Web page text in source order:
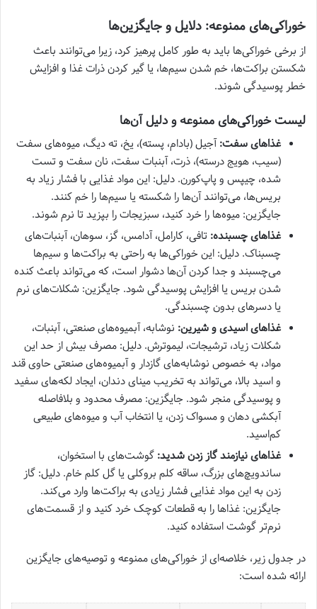
خوراکی‌های ممنوعه: دلایل و جایگزین‌ها
از برخی خوراکی‌ها باید به طور کامل پرهیز کرد، زیرا می‌توانند باعث
شکستن براکت‌ها، خم شدن سیم‌ها، یا گیر کردن ذرات غذا و افزایش
خطر پوسیدگی شوند.
لیست خوراکی‌های ممنوعه و دلیل آن‌ها
غذاهای سفت:آجیل (بادام، پسته)، یخ، ته دیگ، میوه‌های سفت
(سیب، هویج درسته)، ذرت، آبنبات سفت، نان سفت و تست
شده، چیپس و پاپ‌کورن. دلیل: این مواد غذایی با فشار زیاد به
بریس‌ها، می‌توانند آن‌ها را شکسته یا سیم‌ها را خم کنند.
جایگزین: میوه‌ها را خرد کنید، سبزیجات را بپزید تا نرم شوند.
غذاهای چسبنده: تافی، کارامل، آدامس، گز، سوهان، آبنبات‌های
چسبناک. دلیل: این خوراکی‌ها به راحتی به براکت‌ها و سیم‌ها
می‌چسبند و جدا کردن آن‌ها دشوار است، که می‌تواند باعث کنده
شدن بریس یا افزایش پوسیدگی شود. جایگزین: شکلات‌های نرم
یا دسرهای بدون چسبندگی.
غذاهای اسیدی و شیرین: نوشابه، آبمیوه‌های صنعتی، آبنبات،
شکلات زیاد، ترشیجات، لیموترش. دلیل: مصرف بیش از حد این
مواد، به خصوص نوشابه‌های گازدار و آبمیوه‌های صنعتی حاوی قند
و اسید بالا، می‌تواند به تخریب مینای دندان، ایجاد لکه‌های سفید
و پوسیدگی منجر شود. جایگزین: مصرف محدود و بلافاصله
آبکشی دهان و مسواک زدن، یا انتخاب آب و میوه‌های طبیعی
کم‌اسید.
غذاهای نیازمند گاز زدن شدید: گوشت‌های با استخوان،
ساندویچ‌های بزرگ، ساقه کلم بروکلی یا گل کلم خام. دلیل: گاز
زدن به این مواد غذایی فشار زیادی به براکت‌ها وارد می‌کند.
جایگزین: غذاها را به قطعات کوچک خرد کنید و از قسمت‌های
نرم‌تر گوشت استفاده کنید.
در جدول زیر، خلاصه‌ای از خوراکی‌های ممنوعه و توصیه‌های جایگزین
ارائه شده است: